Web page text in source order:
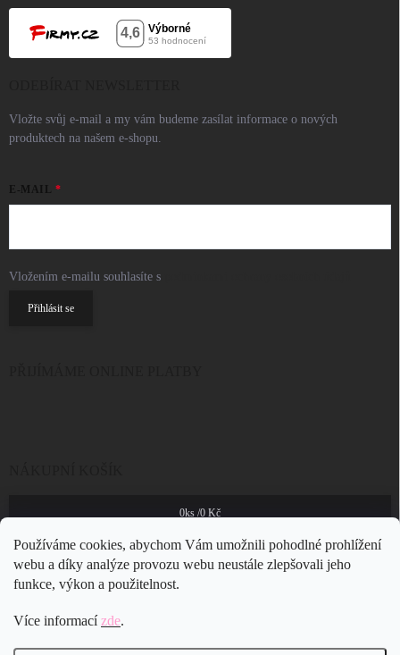
Používáme cookies, abychom Vám umožnili pohodlné prohlížení
webu a díky analýze provozu webu neustále zlepšovali jeho
funkce, výkon a použitelnost.
Více informacízde.
Vložte svůj e-mail a my vám budeme zasílat informace o nových
produktech na našem e-shopu.
E-MAIL
Vložením e-mailu souhlasíte s
Přihlásit se
0ks /0 Kč